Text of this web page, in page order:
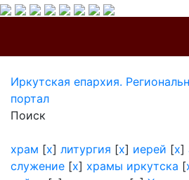
Иркутская епархия.
портал
Поиск
храм [x] литургия [x] иерей [x]
служение [x] храмы иркутска [